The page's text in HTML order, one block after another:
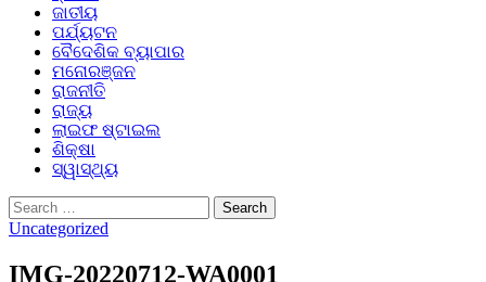
ଜାତୀୟ
ପର୍ଯ୍ୟଟନ
ବୈଦେଶିକ ବ୍ୟାପାର
ମନୋରଞ୍ଜନ
ରାଜନୀତି
ରାଜ୍ୟ
ଲାଇଫ ଷ୍ଟାଇଲ
ଶିକ୍ଷା
ସ୍ୱାସ୍ଥ୍ୟ
Search
for:
Uncategorized
IMG-20220712-WA0001